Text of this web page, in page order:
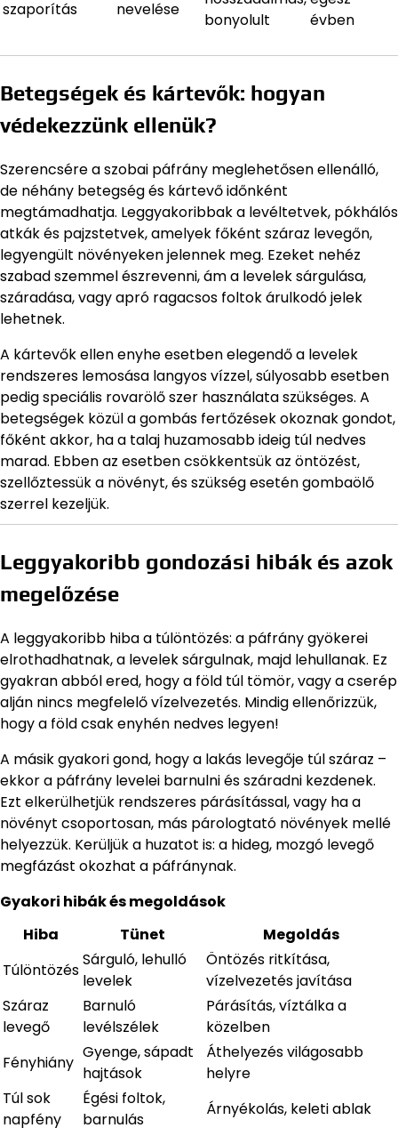
szaporítás
nevelése
bonyolult
évben
Betegségek és kártevők: hogyan
védekezzünk ellenük?
Szerencsére a szobai páfrány meglehetősen ellenálló,
de néhány betegség és kártevő időnként
megtámadhatja. Leggyakoribbak a levéltetvek, pókhálós
atkák és pajzstetvek, amelyek főként száraz levegőn,
legyengült növényeken jelennek meg. Ezeket nehéz
szabad szemmel észrevenni, ám a levelek sárgulása,
száradása, vagy apró ragacsos foltok árulkodó jelek
lehetnek.
A kártevők ellen enyhe esetben elegendő a levelek
rendszeres lemosása langyos vízzel, súlyosabb esetben
pedig speciális rovarölő szer használata szükséges. A
betegségek közül a gombás fertőzések okoznak gondot,
főként akkor, ha a talaj huzamosabb ideig túl nedves
marad. Ebben az esetben csökkentsük az öntözést,
szellőztessük a növényt, és szükség esetén gombaölő
szerrel kezeljük.
Leggyakoribb gondozási hibák és azok
megelőzése
A leggyakoribb hiba a túlöntözés: a páfrány gyökerei
elrothadhatnak, a levelek sárgulnak, majd lehullanak. Ez
gyakran abból ered, hogy a föld túl tömör, vagy a cserép
alján nincs megfelelő vízelvezetés. Mindig ellenőrizzük,
hogy a föld csak enyhén nedves legyen!
A másik gyakori gond, hogy a lakás levegője túl száraz –
ekkor a páfrány levelei barnulni és száradni kezdenek.
Ezt elkerülhetjük rendszeres párásítással, vagy ha a
növényt csoportosan, más párologtató növények mellé
helyezzük. Kerüljük a huzatot is: a hideg, mozgó levegő
megfázást okozhat a páfránynak.
Gyakori hibák és megoldások
Hiba
Tünet
Megoldás
Túlöntözés
Sárguló, lehulló
levelek
Öntözés ritkítása,
vízelvezetés javítása
Száraz
levegő
Barnuló
levélszélek
Párásítás, víztálka a
közelben
Fényhiány
Gyenge, sápadt
hajtások
Áthelyezés világosabb
helyre
Túl sok
napfény
Égési foltok,
barnulás
Árnyékolás, keleti ablak